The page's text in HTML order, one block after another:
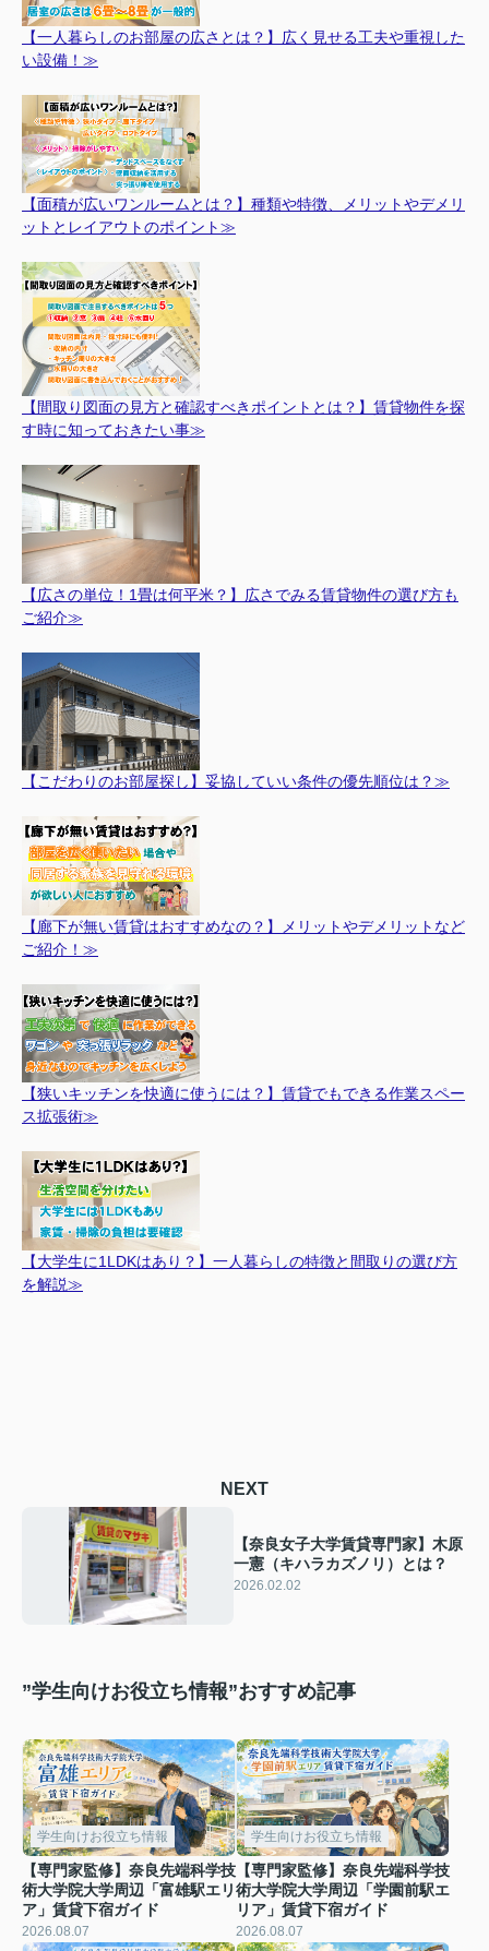
【一人暮らしのお部屋の広さとは？】広く見せる工夫や重視した
い設備！≫
【面積が広いワンルームとは？】種類や特徴、メリットやデメリ
ットとレイアウトのポイント≫
【間取り図面の見方と確認すべきポイントとは？】賃貸物件を探
す時に知っておきたい事≫
【広さの単位！1畳は何平米？】広さでみる賃貸物件の選び方も
ご紹介≫
【こだわりのお部屋探し】妥協していい条件の優先順位は？≫
【廊下が無い賃貸はおすすめなの？】メリットやデメリットなど
ご紹介！≫
【狭いキッチンを快適に使うには？】賃貸でもできる作業スペー
ス拡張術≫
【大学生に1LDKはあり？】一人暮らしの特徴と間取りの選び方
を解説≫
NEXT
【奈良女子大学賃貸専門家】木原
一憲（キハラカズノリ）とは？
2026.02.02
”学生向けお役立ち情報”おすすめ記事
学生向けお役立ち情報
【専門家監修】奈良先端科学技
術大学院大学周辺「富雄駅エリ
ア」賃貸下宿ガイド
2026.08.07
学生向けお役立ち情報
【専門家監修】奈良先端科学技
術大学院大学周辺「学園前駅エ
リア」賃貸下宿ガイド
2026.08.07